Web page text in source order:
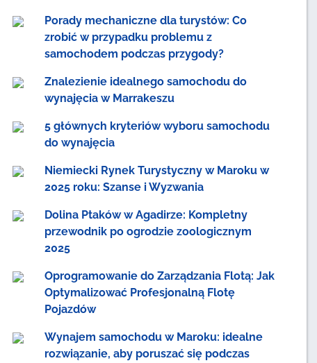
Porady mechaniczne dla turystów: Co
zrobić w przypadku problemu z
samochodem podczas przygody?
Znalezienie idealnego samochodu do
wynajęcia w Marrakeszu
5 głównych kryteriów wyboru samochodu
do wynajęcia
Niemiecki Rynek Turystyczny w Maroku w
2025 roku: Szanse i Wyzwania
Dolina Ptaków w Agadirze: Kompletny
przewodnik po ogrodzie zoologicznym
2025
Oprogramowanie do Zarządzania Flotą: Jak
Optymalizować Profesjonalną Flotę
Pojazdów
Wynajem samochodu w Maroku: idealne
rozwiązanie, aby poruszać się podczas